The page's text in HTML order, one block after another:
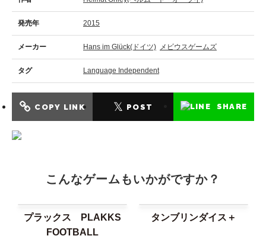
発売年 2015
メーカー Hans im Glück(ドイツ) メビウスゲームズ
タグ Language Independent
COPY LINK 𝕏 POST SHARE
こんなゲームもいかがですか？
プラックス PLAKKS
FOOTBALL
タンブリンダイス＋